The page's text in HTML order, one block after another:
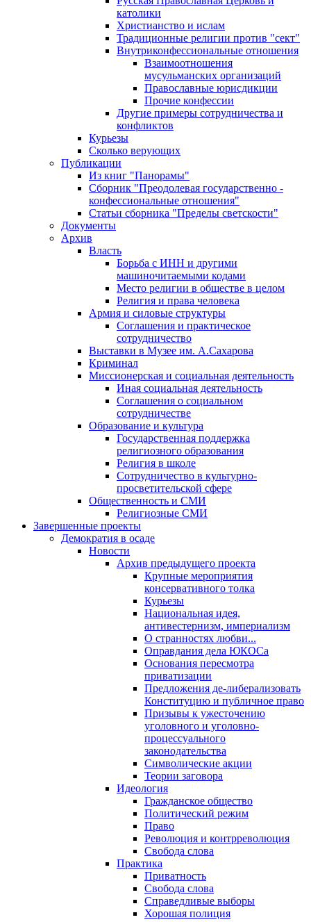
католики
Христианство и ислам
Традиционные религии против "сект"
Внутриконфессиональные отношения
Взаимоотношения
мусульманских организаций
Православные юрисдикции
Прочие конфессии
Другие примеры сотрудничества и
конфликтов
Курьезы
Сколько верующих
Публикации
Из книг "Панорамы"
Сборник "Преодолевая государственно -
конфессиональные отношения"
Статьи сборника "Пределы светскости"
Документы
Архив
Власть
Борьба с ИНН и другими
машиночитаемыми кодами
Место религии в обществе в целом
Религия и права человека
Армия и силовые структуры
Соглашения и практическое
сотрудничество
Выставки в Музее им. А.Сахарова
Криминал
Миссионерская и социальная деятельность
Иная социальная деятельность
Соглашения о социальном
сотрудничестве
Образование и культура
Государственная поддержка
религиозного образования
Религия в школе
Сотрудничество в культурно-
просветительской сфере
Общественность и СМИ
Религиозные СМИ
Завершенные проекты
Демократия в осаде
Новости
Архив предыдущего проекта
Крупные мероприятия
консервативного толка
Курьезы
Национальная идея,
антивестернизм, империализм
О странностях любви...
Оправдания дела ЮКОСа
Основания пересмотра
приватизации
Предложения де-либерализовать
Конституцию и публичное право
Призывы к ужесточению
уголовного и уголовно-
процессуального
законодательства
Символические акции
Теории заговора
Идеология
Гражданское общество
Политический режим
Право
Революция и контрреволюция
Свобода слова
Практика
Приватность
Свобода слова
Справедливые выборы
Хорошая полиция